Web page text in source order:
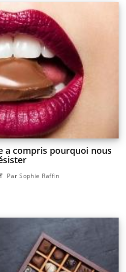
a compris pourquoi nous
Par Sophie Raffin